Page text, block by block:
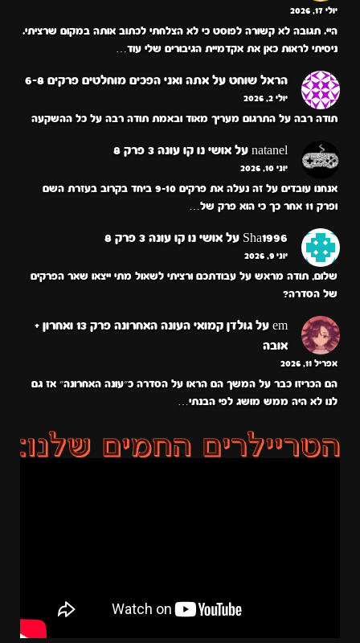
יולי 17, 2026
היי. תגובה לא קשורה לפוסט כי לא הצלחתי לכתוב אותה במקום שרציתי.
ניסיתי לראות כאן את אקדמיית הגיבורים שלי עוד…
הראל שוחט על אתה ואני הפכים מוחלטים פרקים 6-8
יולי 2, 2026
תודה רבה על התרגום מעריך מאוד ובאמת תודה רבה על כל ההשקעה
natanel על אושי נו קו עונה 3 פרק 8
יוני 10, 2026
אנחנו עובדים על זה נעלה את פרקים 9-10 ביחד בקרוב בעזרת השם
ופרק 11 אחר כך כי הוא פרק של…
Sha1996 על אושי נו קו עונה 3 פרק 8
יוני 9, 2026
שלום, תודה מראש על עבודתכם ורציתי לשאול מתי ייצאו שאר הפרקים
של הסדרה?
em על
גולדן קמואי העונה האחרונה פרק 13 ואחרון +
אובה
אפריל 11, 2026
הם הכריזו כבר על המשך הם הראו על הסדרה כ״עונה האחרונה״ אז גם
לנו לא היה ממש מושג לפי הבנתי…